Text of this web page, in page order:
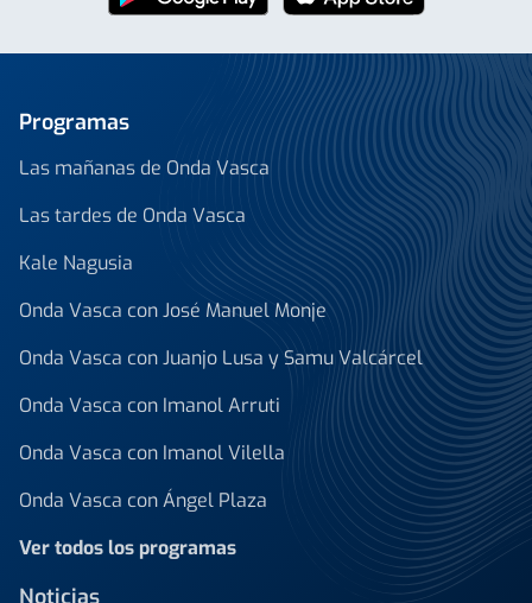
Programas
Las mañanas de Onda Vasca
Las tardes de Onda Vasca
Kale Nagusia
Onda Vasca con José Manuel Monje
Onda Vasca con Juanjo Lusa y Samu Valcárcel
Onda Vasca con Imanol Arruti
Onda Vasca con Imanol Vilella
Onda Vasca con Ángel Plaza
Ver todos los programas
Noticias